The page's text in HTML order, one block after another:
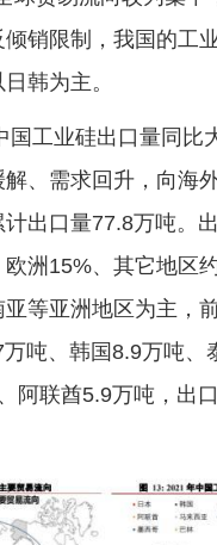
销限制，我国的工
韩为主。
国工业硅出口量同比
、需求回升，向海
计出口量77.8万吨。
洲15%、其它地区
等亚洲地区为主，
吨、韩国8.9万吨、
阿联酋5.9万吨，出